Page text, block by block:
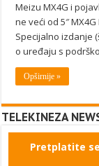
Meizu MX4G i
ne veći od 5″
Specijalno izdanje
o uređaju s
Opširnije »
TELEKINEZA
Pretplatite